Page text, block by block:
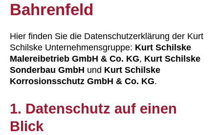
Bahrenfeld
Hier finden Sie die Datenschutzerklärung der Kurt
Schilske Unternehmensgruppe: Kurt Schilske
Malereibetrieb GmbH & Co. KG, Kurt Schilske
Sonderbau GmbH und Kurt Schilske
Korrosionsschutz GmbH & Co. KG.
1. Datenschutz auf einen
Blick